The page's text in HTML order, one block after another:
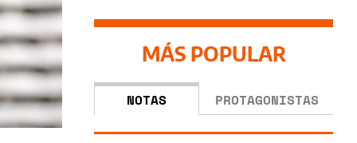
MÁS POPULAR
NOTAS PROTAGONISTAS